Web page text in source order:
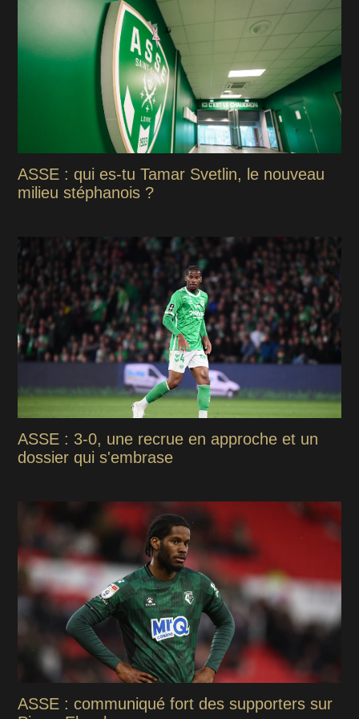
ASSE : qui es-tu Tamar Svetlin, le nouveau
milieu stéphanois ?
ASSE : 3-0, une recrue en approche et un
dossier qui s'embrase
ASSE : communiqué fort des supporters sur